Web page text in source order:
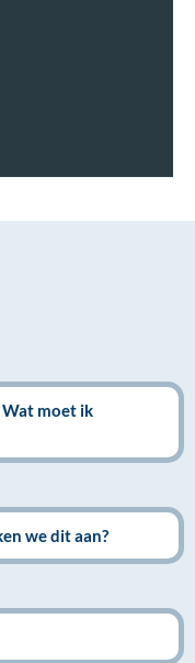
Wat moet ik
we dit aan?